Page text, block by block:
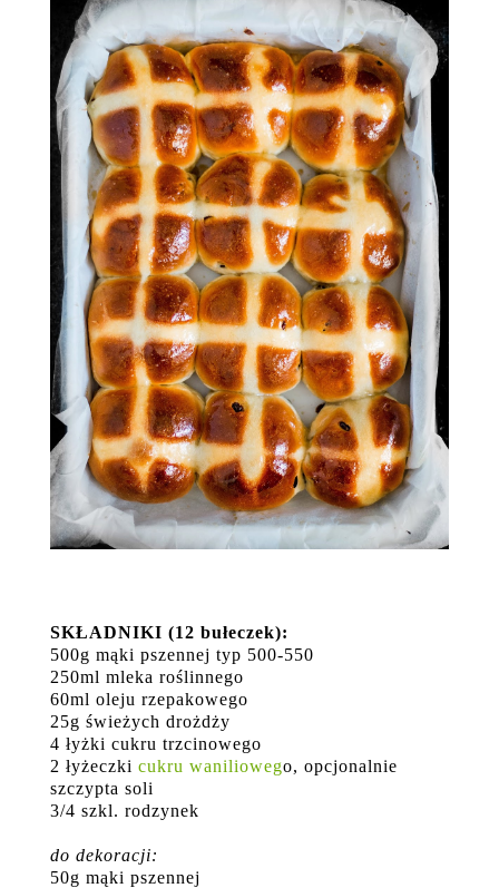
SKŁADNIKI (12 bułeczek):
500g mąki pszennej typ 500-550
250ml mleka roślinnego
60ml oleju rzepakowego
25g świeżych drożdży
4 łyżki cukru trzcinowego
2 łyżeczki cukru waniliowego, opcjonalnie
szczypta soli
3/4 szkl. rodzynek
do dekoracji:
50g mąki pszennej